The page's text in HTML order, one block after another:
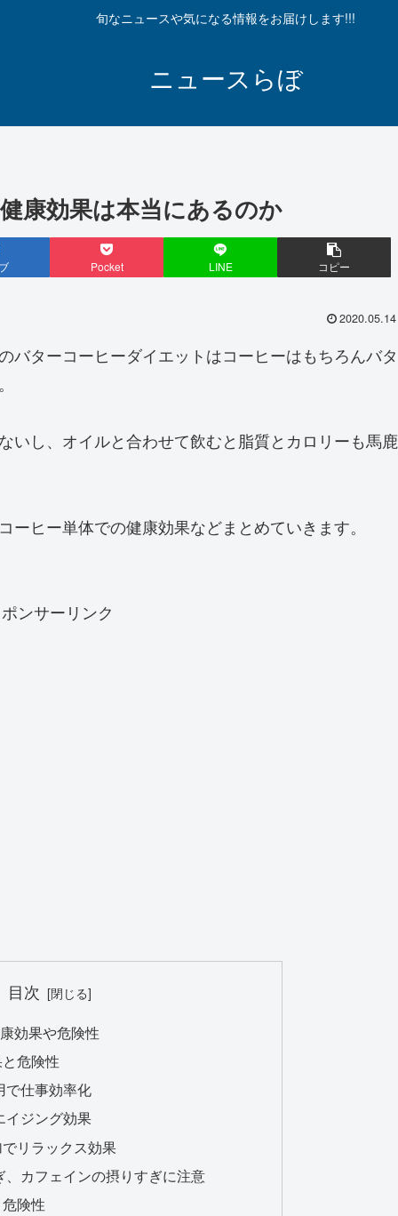
旬なニュースや気になる情報をお届けします!!!
ニュースらぼ
康効果は本当にあるのか
Pocket LINE コピー
2020.05.14
バターコーヒーダイエットはコーヒーはもちろんバタ
いし、オイルと合わせて飲むと脂質とカロリーも馬鹿
ヒー単体での健康効果などまとめていきます。
ンサーリンク
目次
効果や危険性
危険性
で仕事効率化
イジング効果
リラックス効果
、カフェインの摂りすぎに注意
険性